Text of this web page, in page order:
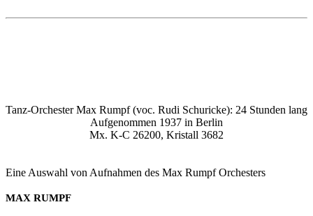
Tanz-Orchester Max Rumpf (voc. Rudi Schuricke): 24 Stunden lang
Aufgenommen 1937 in Berlin
Mx. K-C 26200, Kristall 3682
Eine Auswahl von Aufnahmen des Max Rumpf Orchesters
MAX RUMPF